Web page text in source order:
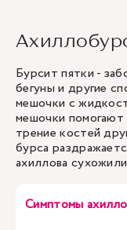
Бурсит пятки -
бегуны и другие
мешочки с
мешочки помогают
трение костей
бурса
ахиллова
Симптомы